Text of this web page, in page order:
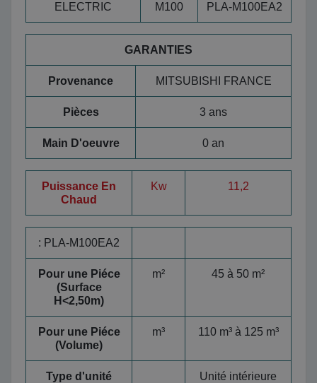
ELECTRIC
M100
PLA-M100EA2
GARANTIES
Provenance MITSUBISHI FRANCE
Pièces 3 ans
Main D'oeuvre 0 an
Puissance En
Chaud
Kw 11,2
: PLA-M100EA2
Pour une Piéce
(Surface
H<2,50m)
m² 45 à 50 m²
Pour une Piéce
(Volume)
m³ 110 m³ à 125 m³
Type d'unité
Unité intérieure